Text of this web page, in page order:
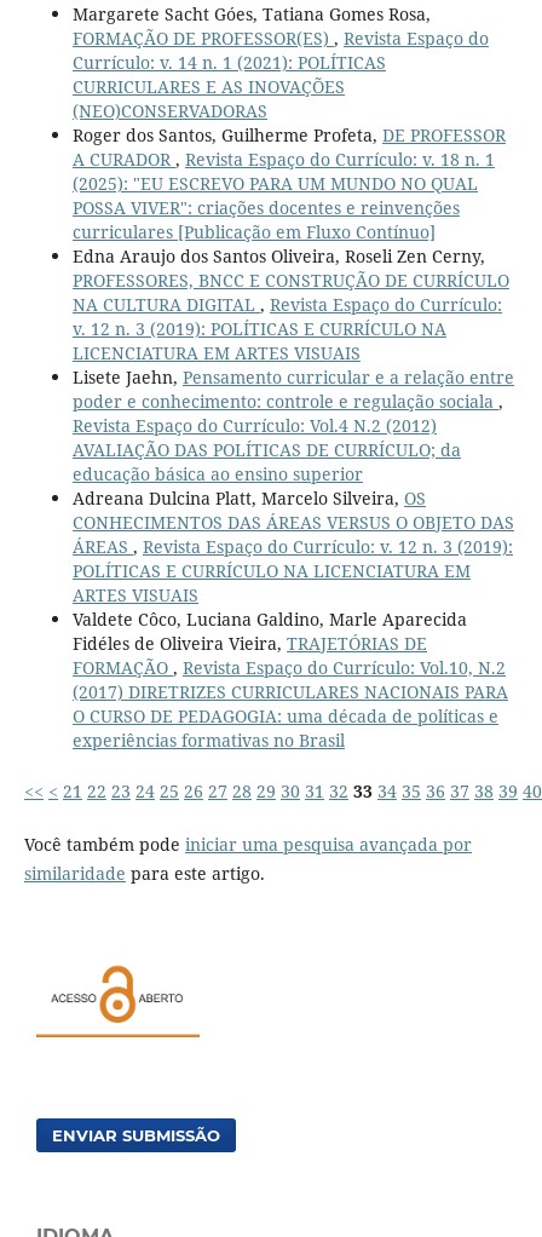
Margarete Sacht Góes, Tatiana Gomes Rosa,
FORMAÇÃO DE PROFESSOR(ES) , Revista Espaço do
Currículo: v. 14 n. 1 (2021): POLÍTICAS
CURRICULARES E AS INOVAÇÕES
(NEO)CONSERVADORAS
Roger dos Santos, Guilherme Profeta, DE PROFESSOR
A CURADOR, Revista Espaço do Currículo: v. 18 n. 1
(2025): "EU ESCREVO PARA UM MUNDO NO QUAL
POSSA VIVER": criações docentes e reinvenções
curriculares [Publicação em Fluxo Contínuo]
Edna Araujo dos Santos Oliveira, Roseli Zen Cerny,
PROFESSORES, BNCC E CONSTRUÇÃO DE CURRÍCULO
NA CULTURA DIGITAL , Revista Espaço do Currículo:
v. 12 n. 3 (2019): POLÍTICAS E CURRÍCULO NA
LICENCIATURA EM ARTES VISUAIS
Lisete Jaehn, Pensamento curricular e a relação entre
poder e conhecimento: controle e regulação sociala ,
Revista Espaço do Currículo: Vol.4 N.2 (2012)
AVALIAÇÃO DAS POLÍTICAS DE CURRÍCULO; da
educação básica ao ensino superior
Adreana Dulcina Platt, Marcelo Silveira, OS
CONHECIMENTOS DAS ÁREAS VERSUS O OBJETO DAS
ÁREAS , Revista Espaço do Currículo: v. 12 n. 3 (2019):
POLÍTICAS E CURRÍCULO NA LICENCIATURA EM
ARTES VISUAIS
Valdete Côco, Luciana Galdino, Marle Aparecida
Fidéles de Oliveira Vieira, TRAJETÓRIAS DE
FORMAÇÃO , Revista Espaço do Currículo: Vol.10, N.2
(2017) DIRETRIZES CURRICULARES NACIONAIS PARA
O CURSO DE PEDAGOGIA: uma década de políticas e
experiências formativas no Brasil
<< < 21 22 23 24 25 26 27 28 29 30 31 32 33 34 35 36 37 38 39 40
Você também pode iniciar uma pesquisa avançada por
similaridade para este artigo.
ENVIAR SUBMISSÃO